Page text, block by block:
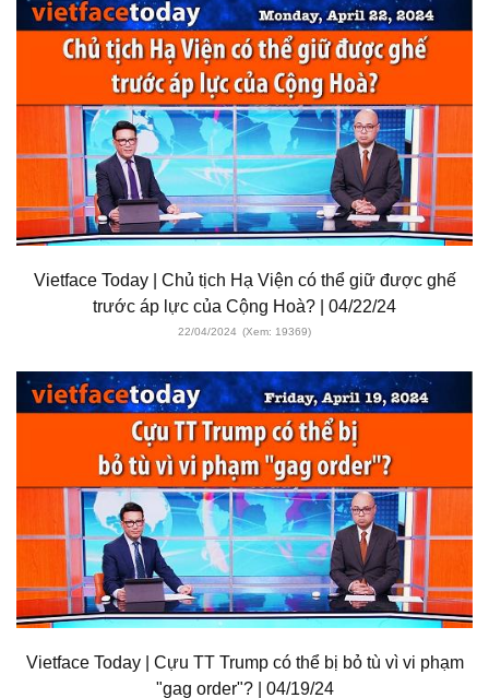
Vietface Today | Chủ tịch Hạ Viện có thể giữ được ghế
trước áp lực của Cộng Hoà? | 04/22/24
22/04/2024 (Xem: 19369)
Vietface Today | Cựu TT Trump có thể bị bỏ tù vì vi phạm
"gag order"? | 04/19/24